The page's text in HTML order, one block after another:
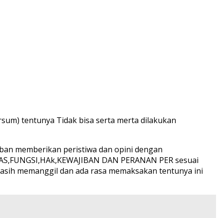
tentunya Tidak bisa serta merta dilakukan
memberikan peristiwa dan opini dengan
DAN PERANAN PER sesuai
memanggil dan ada rasa memaksakan tentunya ini